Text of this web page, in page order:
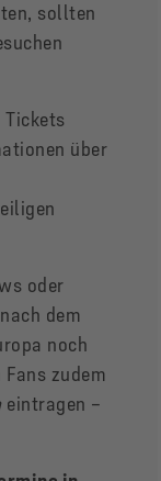
sollten
Tickets
über
oder
dem
noch
zudem
eintragen –